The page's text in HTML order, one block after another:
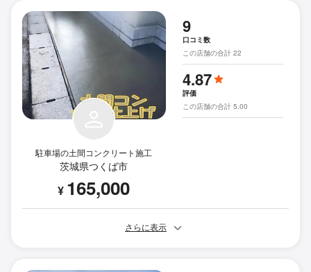
駐車場の土間コンクリート施工
茨城県つくば市
¥ 165,000
9
口コミ数
この店舗の合計 22
4.87
評価
この店舗の合計 5.00
さらに表示